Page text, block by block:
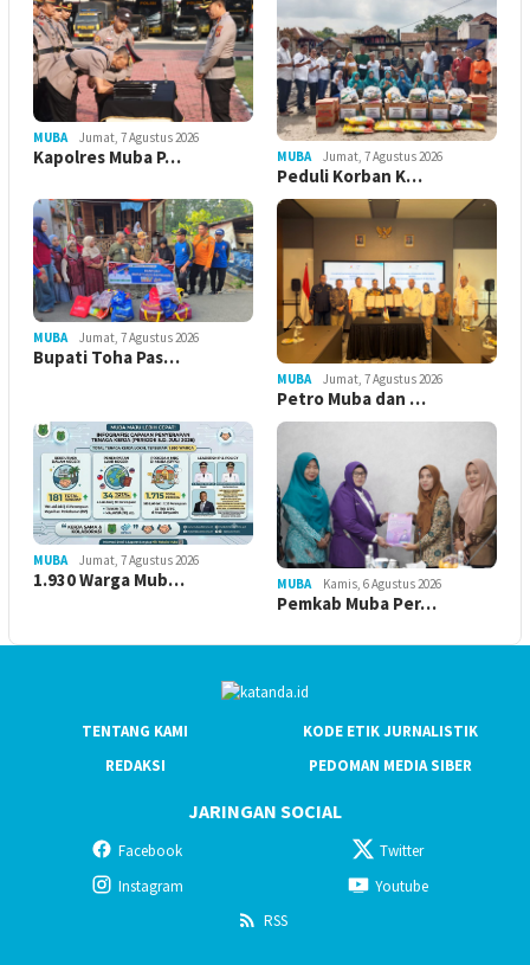
MUBA Jumat, 7 Agustus 2026
Kapolres Muba P… MUBA Jumat, 7 Agustus 2026
Peduli Korban K…
MUBA Jumat, 7 Agustus 2026
Bupati Toha Pas…
MUBA Jumat, 7 Agustus 2026
Petro Muba dan …
MUBA Jumat, 7 Agustus 2026
1.930 Warga Mub… MUBA Kamis, 6 Agustus 2026
Pemkab Muba Per…
TENTANG KAMI
KODE ETIK JURNALISTIK
REDAKSI
PEDOMAN MEDIA SIBER
JARINGAN SOCIAL
Facebook
Twitter
Instagram
Youtube
RSS